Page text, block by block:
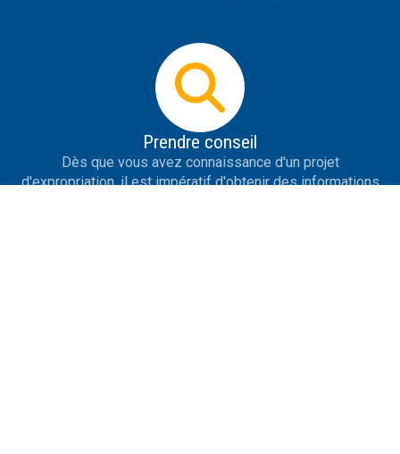
Prendre conseil
Dès que vous avez connaissance d'un projet
d'expropriation, il est impératif d'obtenir des informations